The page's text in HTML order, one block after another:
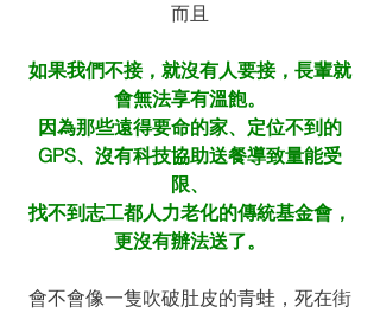
而且
如果我們不接，就沒有人要接，長輩就
會無法享有溫飽。
因為那些遠得要命的家、定位不到的
GPS、沒有科技協助送餐導致量能受
限、
找不到志工都人力老化的傳統基金會，
更沒有辦法送了。
會不會像一隻吹破肚皮的青蛙，死在街